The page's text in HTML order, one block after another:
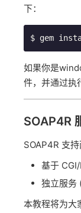
下：
$ gem
如果你是
件，并通过执
SOAP4R
SOAP4R 支持
基于
独立服务
本教程将为大